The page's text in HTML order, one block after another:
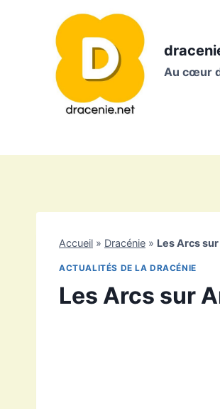
Au cœur
Accueil » Dracénie » Les Arcs
ACTUALITÉS DE LA DRACÉNIE
Les Arcs sur